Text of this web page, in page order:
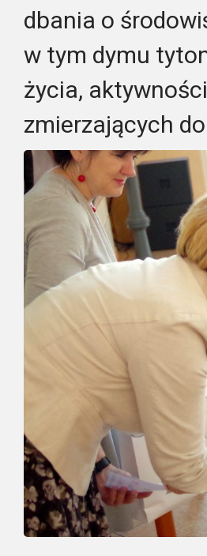
dbania o
w tym dymu
życia,
zmierzających